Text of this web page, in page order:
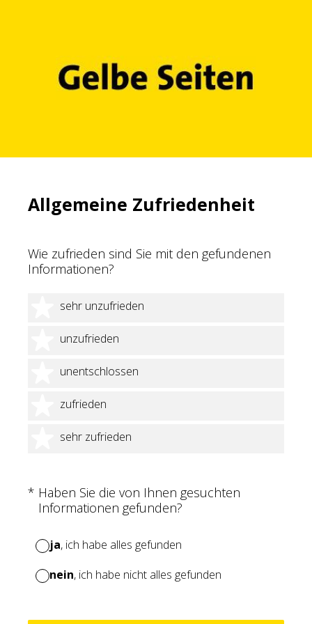
Allgemeine Zufriedenheit
Wie zufrieden sind Sie mit den gefundenen
Informationen?
sehr unzufrieden
1 Stern
unzufrieden
2 Sterne
unentschlossen
3 Sterne
zufrieden
4 Sterne
sehr zufrieden
5 Sterne
* Haben Sie die von Ihnen gesuchten
Informationen gefunden?
(Erforderlich.)
ja, ich habe alles gefunden
nein, ich habe nicht alles gefunden